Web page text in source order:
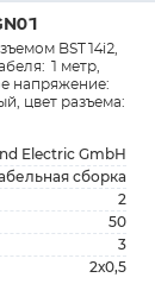
BST14i2,
1 метр,
напряжение:
цвет разъема:
Electric GmbH
сборка
2
50
3
2х0,5